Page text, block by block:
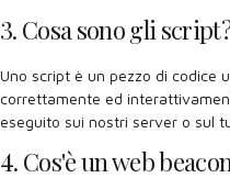
3. Cosa sono gli
Uno script è un pezzo di codice
correttamente ed
eseguito sui nostri server o sul
4. Cos'è un web